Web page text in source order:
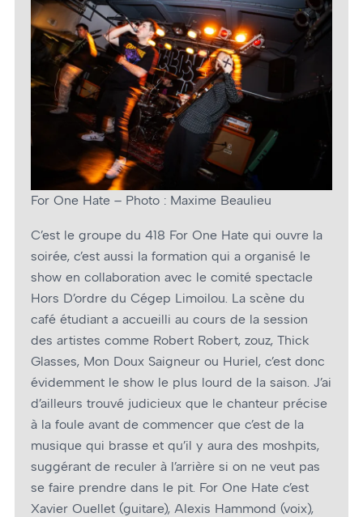
For One Hate – Photo : Maxime Beaulieu
C’est le groupe du 418 For One Hate qui ouvre la
soirée, c’est aussi la formation qui a organisé le
show en collaboration avec le comité spectacle
Hors D’ordre du Cégep Limoilou. La scène du
café étudiant a accueilli au cours de la session
des artistes comme Robert Robert, zouz, Thick
Glasses, Mon Doux Saigneur ou Huriel, c’est donc
évidemment le show le plus lourd de la saison. J’ai
d’ailleurs trouvé judicieux que le chanteur précise
à la foule avant de commencer que c’est de la
musique qui brasse et qu’il y aura des moshpits,
suggérant de reculer à l’arrière si on ne veut pas
se faire prendre dans le pit. For One Hate c’est
Xavier Ouellet (guitare), Alexis Hammond (voix),